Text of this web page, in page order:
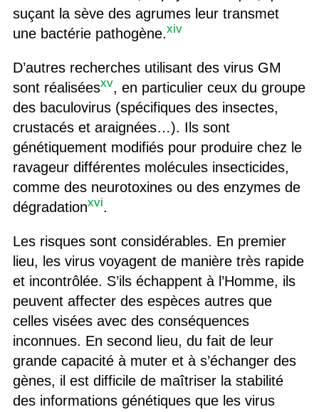
suçant la sève des agrumes leur transmet
une bactérie pathogène.xiv
D’autres recherches utilisant des virus GM
sont réaliséesxv, en particulier ceux du groupe
des baculovirus (spécifiques des insectes,
crustacés et araignées…). Ils sont
génétiquement modifiés pour produire chez le
ravageur différentes molécules insecticides,
comme des neurotoxines ou des enzymes de
dégradationxvi.
Les risques sont considérables. En premier
lieu, les virus voyagent de manière très rapide
et incontrôlée. S’ils échappent à l’Homme, ils
peuvent affecter des espèces autres que
celles visées avec des conséquences
inconnues. En second lieu, du fait de leur
grande capacité à muter et à s’échanger des
gènes, il est difficile de maîtriser la stabilité
des informations génétiques que les virus